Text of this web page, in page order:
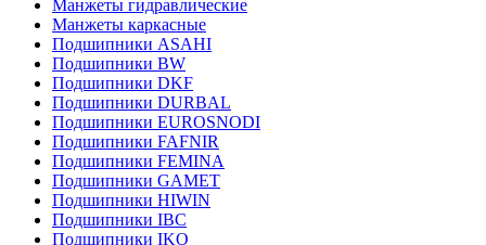
Манжеты гидравлические
Манжеты каркасные
Подшипники ASAHI
Подшипники BW
Подшипники DKF
Подшипники DURBAL
Подшипники EUROSNODI
Подшипники FAFNIR
Подшипники FEMINA
Подшипники GAMET
Подшипники HIWIN
Подшипники IBC
Подшипники IKO